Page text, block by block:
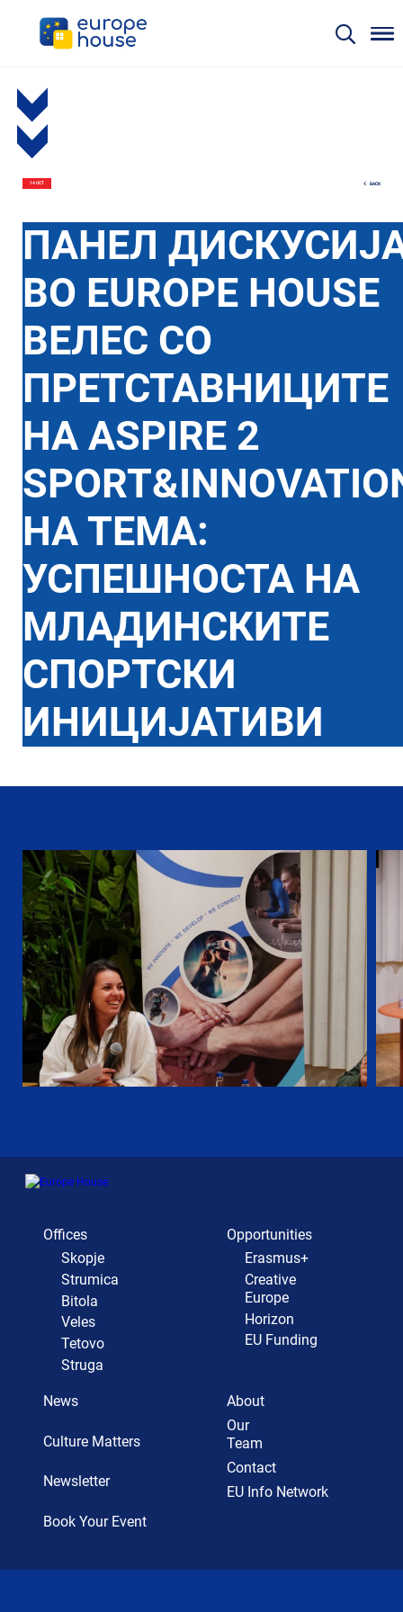
14 OCT BACK
ПАНЕЛ
ВО EUROPE HOUSE
ВЕЛЕС СО
ПРЕТСТАВНИЦИТЕ
НА ASPIRE 2
НА ТЕМА:
УСПЕШНОСТА НА
МЛАДИНСКИТЕ
СПОРТСКИ
ИНИЦИЈАТИВИ
Offices
Skopje
Strumica
Bitola
Veles
Tetovo
Struga
Opportunities
Erasmus+
Creative
Europe
Horizon
EU Funding
News
Culture Matters
Newsletter
Book Your Event
About
Our
Team
Contact
EU Info Network